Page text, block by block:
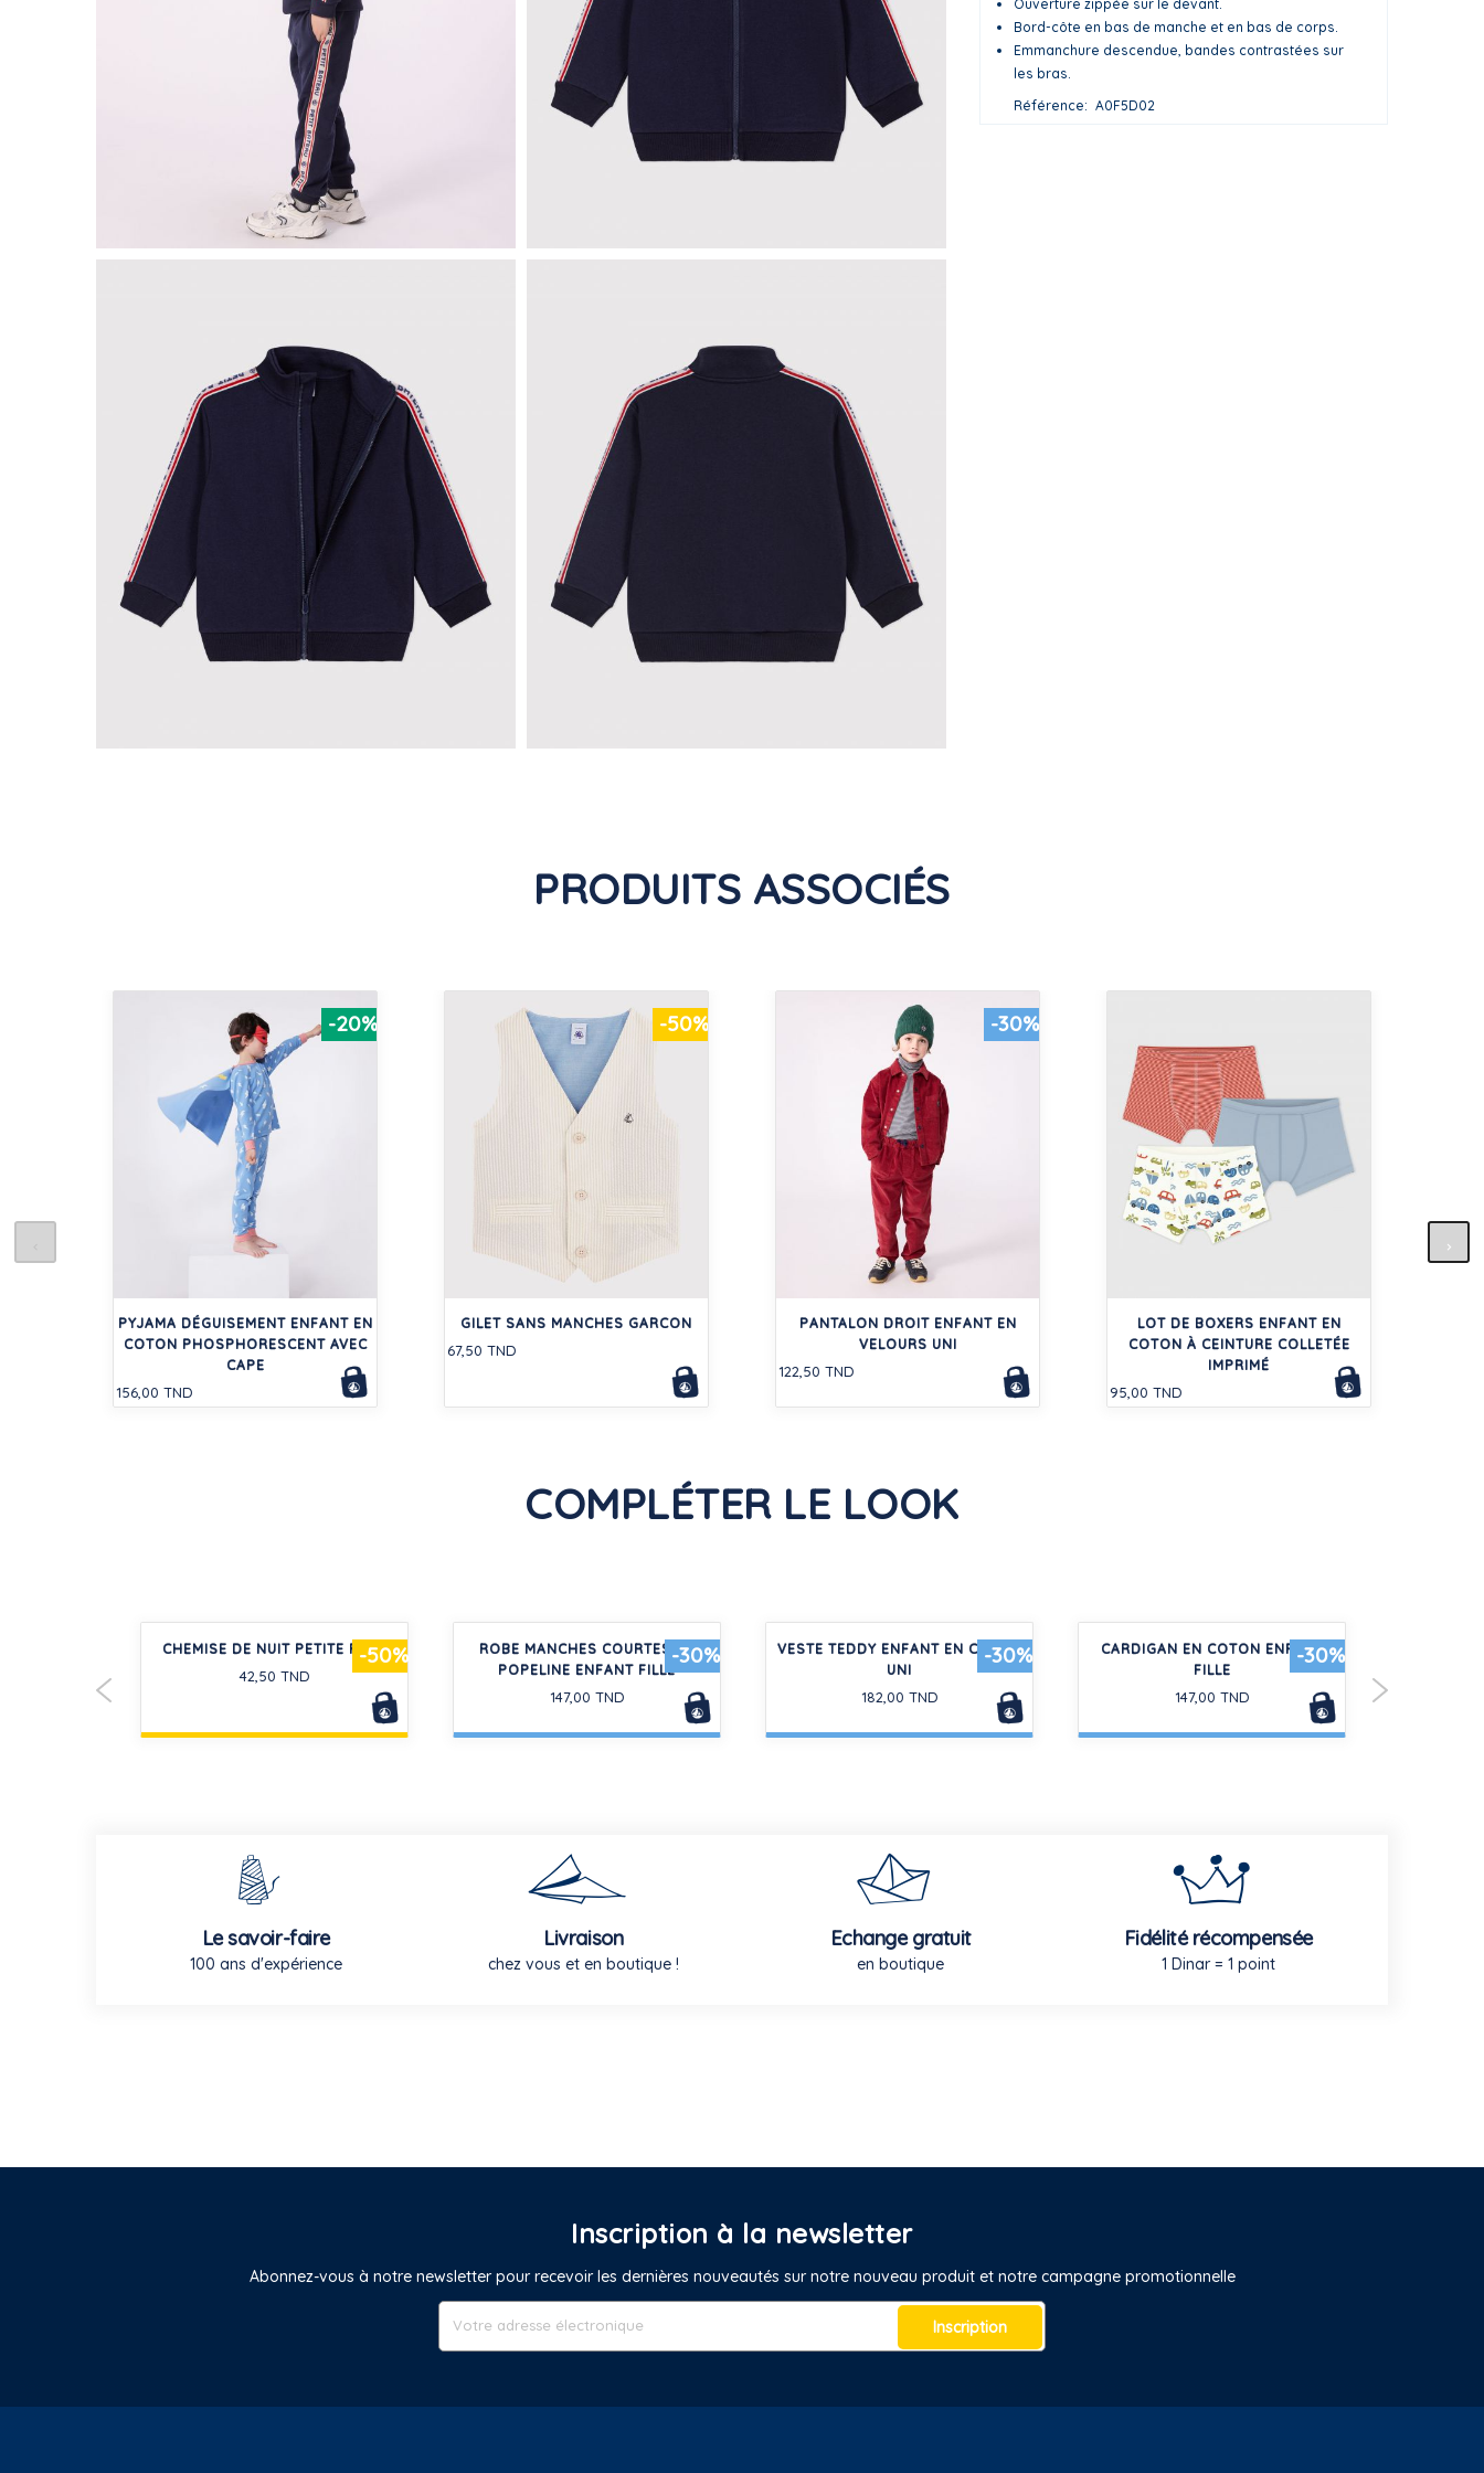
Ouverture zippée sur le devant.
Bord-côte en bas de manche et en bas de corps.
Emmanchure descendue, bandes contrastées sur
les bras.
Référence
A0F5D02
PRODUITS ASSOCIÉS
-20%
PYJAMA DÉGUISEMENT ENFANT EN
COTON PHOSPHORESCENT AVEC
CAPE
156,00 TND
-50%
GILET SANS MANCHES GARCON
67,50 TND
-30%
PANTALON DROIT ENFANT EN
VELOURS UNI
122,50 TND
LOT DE BOXERS ENFANT EN
COTON À CEINTURE COLLETÉE
IMPRIMÉ
95,00 TND
COMPLÉTER LE LOOK
-50%
CHEMISE DE NUIT PETITE FILLE
42,50 TND
-30%
ROBE MANCHES COURTES EN
POPELINE ENFANT FILLE
147,00 TND
-30%
VESTE TEDDY ENFANT EN COTON
UNI
182,00 TND
-30%
CARDIGAN EN COTON ENFANT
FILLE
147,00 TND
Le savoir-faire
100 ans d'expérience
Livraison
chez vous et en boutique !
Echange gratuit
en boutique
Fidélité récompensée
1 Dinar = 1 point
Inscription à la newsletter
Abonnez-vous à notre newsletter pour recevoir les dernières nouveautés sur notre nouveau produit et notre campagne promotionnelle
Inscription